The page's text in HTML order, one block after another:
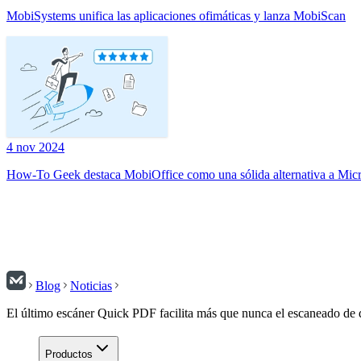
MobiSystems unifica las aplicaciones ofimáticas y lanza MobiScan
4 nov 2024
How-To Geek destaca MobiOffice como una sólida alternativa a
Blog
Noticias
El último escáner Quick PDF facilita más que nunca el escaneado de
Productos